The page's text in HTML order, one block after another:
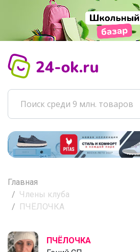
Главная
Члены клуба
ПЧЁЛОЧКА
ПЧЁЛОЧКА